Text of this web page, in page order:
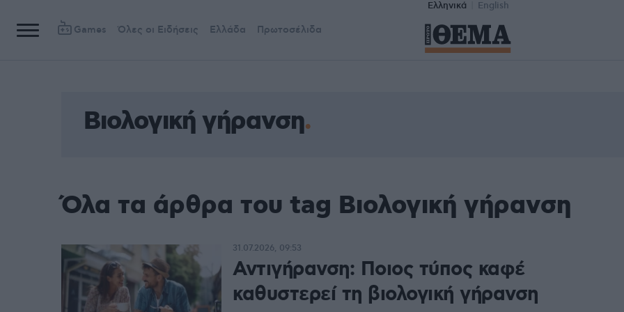
Ελληνικά English
Games Όλες οι Ειδήσεις Ελλάδα Πρωτοσέλιδα
Βιολογική γήρανση
Όλα τα άρθρα του tag Βιολογική γήρανση
Αντιγήρανση: Ποιος τύπος καφέ
καθυστερεί τη βιολογική γήρανση
31.07.2026, 09:53